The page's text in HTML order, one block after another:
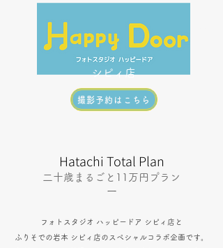
シピィ店
撮影予約はこちら
Hatachi Total Plan
二十歳まるごと11万円プラン
​ー
フォトスタジオ ハッピードア シピィ店と
ふりそでの岩本 シピィ店のスペシャルコラボ企画です。